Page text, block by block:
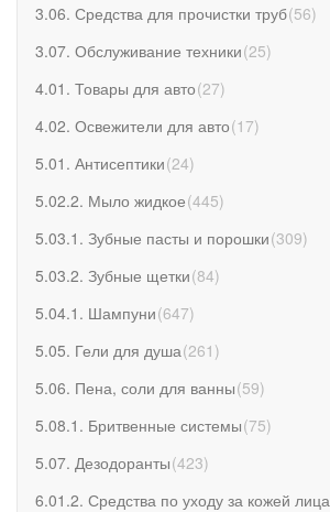
3.06. Средства для прочистки труб(56)
3.07. Обслуживание техники(25)
4.01. Товары для авто(27)
4.02. Освежители для авто(17)
5.01. Антисептики(24)
5.02.2. Мыло жидкое(445)
5.03.1. Зубные пасты и порошки(309)
5.03.2. Зубные щетки(84)
5.04.1. Шампуни(647)
5.05. Гели для душа(261 )
5.06. Пена, соли для ванны(59)
5.08.1. Бритвенные системы(75)
5.07. Дезодоранты(423)
6.01.2. Средства по уходу за кожей лица